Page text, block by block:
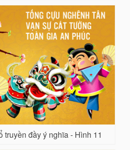
truyền đầy ý nghĩa - Hình 11